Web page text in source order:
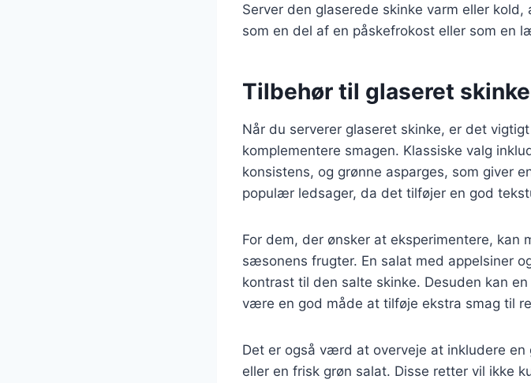
Server den glaserede skinke varm eller
som en del af en påskefrokost eller som en
Tilbehør til glaseret
Når du serverer glaseret skinke, er det
komplementere smagen. Klassiske valg
konsistens, og grønne asparges, som giver
populær ledsager, da det tilføjer en god
For dem, der ønsker at eksperimentere, kan
sæsonens frugter. En salat med appelsiner
kontrast til den salte skinke. Desuden kan
være en god måde at tilføje ekstra smag til
Det er også værd at overveje at inkludere
eller en frisk grøn salat. Disse retter vil ikke